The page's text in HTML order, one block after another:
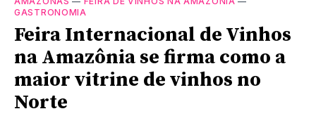
GASTRONOMIA
Feira Internacional de Vinhos
na Amazônia se firma como a
maior vitrine de vinhos no
Norte